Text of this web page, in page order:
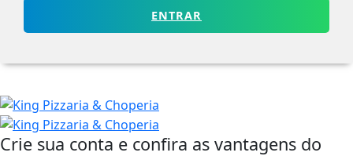
ENTRAR
Crie sua conta e confira as vantagens do